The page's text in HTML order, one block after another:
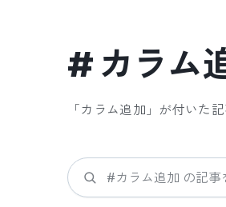
# カラム
「カラム追加 」が付いた
検索